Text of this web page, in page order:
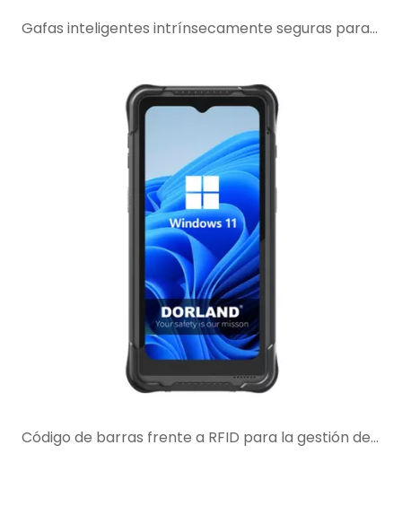
Gafas inteligentes intrínsecamente seguras para soporte remoto de expertos en áreas peligrosas
Código de barras frente a RFID para la gestión de activos en zonas peligrosas: ¿cuál es mejor para su flujo de trabajo?